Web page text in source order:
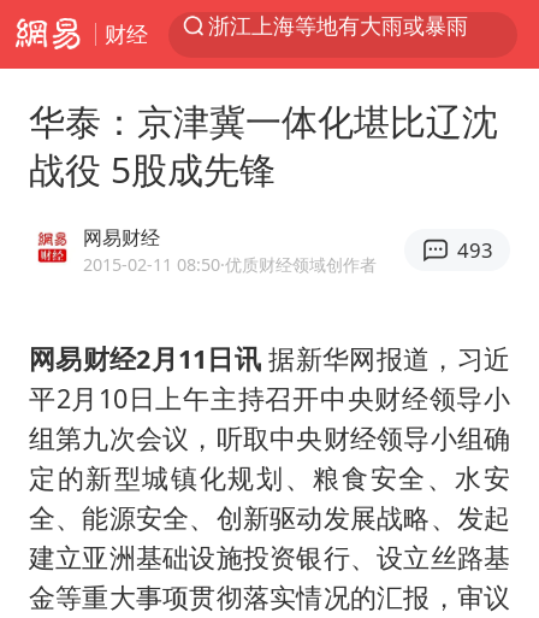
财经
光影经济撬动暑期消费新蓝海
隔20米开高仿奶茶店被判赔35万元
“不怕六爷挂得多 就怕六爷挂一颗”
直击东北超：哈尔滨vs通辽
香港宏福苑火灾或由烟头引起
白海豚将正面袭击贯穿浙江
36岁男演员成景区NPC后人气爆棚
几元成本的AI广告导致千万市值蒸发
浙江台州《告全体市民书》
华泰：京津冀一体化堪比辽沈
战役 5股成先锋
网易财经
2015-02-11 08:50·优质财经领域创作者
493
网易财经2月11日讯 据新华网报道，习近
平2月10日上午主持召开中央财经领导小
组第九次会议，听取中央财经领导小组确
定的新型城镇化规划、粮食安全、水安
全、能源安全、创新驱动发展战略、发起
建立亚洲基础设施投资银行、设立丝路基
金等重大事项贯彻落实情况的汇报，审议